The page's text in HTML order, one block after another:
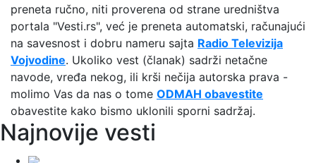
preneta ručno, niti proverena od strane uredništva
portala "Vesti.rs", već je preneta automatski, računajući
na savesnost i dobru nameru sajta Radio Televizija
Vojvodine. Ukoliko vest (članak) sadrži netačne
navode, vređa nekog, ili krši nečija autorska prava -
molimo Vas da nas o tome ODMAH obavestite
obavestite kako bismo uklonili sporni sadržaj.
Najnovije vesti